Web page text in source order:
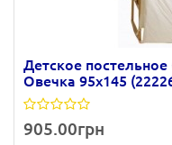
Детское
Овечка 95х145
905.00грн